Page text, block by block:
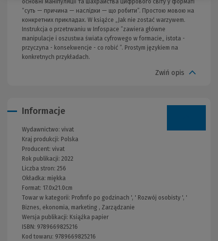
основні маніпуляції та шахрайства цифрового світу у форматі
“суть — причина — наслідки — що робити”. Простою мовою на
конкретних прикладах. W książce „Jak nie zostać warzywem.
Instrukcja o przetrwaniu w Infospace ”zawiera główne
manipulacje i oszustwa świata cyfrowego w formacie„ istota -
przyczyna - konsekwencje - co robić ”. Prostym językiem na
konkretnych przykładach.
Zwiń opis
Informacje
Wydawnictwo: vivat
Kraj produkcji: Polska
Producent: vivat
Rok publikacji: 2022
Liczba stron: 256
Okładka: miękka
Format: 17.0x21.0cm
Towar w kategorii: Profinfo po godzinach ', ' Rozwój osobisty ', '
Biznes, ekonomia, marketing , Zarządzanie
Wersja publikacji: Książka papier
ISBN: 9789669825216
Kod towaru: 9789669825216